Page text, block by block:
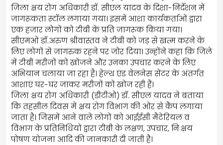
जिला क्षय रोग अधिकारी डॉ. सीएल यादव के दिशा-निर्देशन में
जागरूकता स्टॉल लगाया गया। इसमें आशा कार्यकर्ताओं द्वारा
एक हजार लोगों को टीबी के प्रति जागरूक किया गया।
सीएमओ डॉ.अरुण श्रीवास्तव ने टीबी को जड़ से खत्म करने के
लिए लोगों से जागरुक रहने पर जोर दिया। उन्होंने कहा क‌ि जिले
में टीबी मरीजों को खोजने और उनका उपचार करने के लिए
अभियान चलाया जा रहा है। हेल्थ एंड वेलनेस सेंटर के अंतर्गत
आशाएं घर-घर जाकर मरीजों को खोज रही हैं।
जिला क्षय रोग अधिकारी (डीटीओ) डॉ. सीएल यादव ने बताया
कि तहसील दिवस में क्षय रोग विभाग की ओर से कैंप लगाया
जाता है। जिसमें आने वाले लोगों को आईईसी मैटेरियल व
विभाग के प्रतिनिधियों द्वारा टीबी के लक्षण, उपचार, निःक्षय
पोषण योजना आदि की जानकारी दी जाती है।